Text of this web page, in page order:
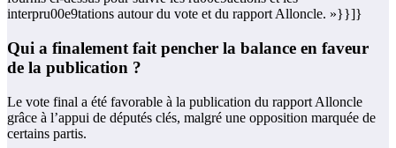
interpru00e9tations autour du vote et du rapport Alloncle. »}}]}
Qui a finalement fait pencher la balance en faveur
de la publication ?
Le vote final a été favorable à la publication du rapport Alloncle
grâce à l’appui de députés clés, malgré une opposition marquée de
certains partis.